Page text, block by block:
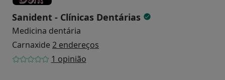
Sanident - Clínicas Dentárias
Medicina dentária
Carnaxide 2 endereços
1 opinião